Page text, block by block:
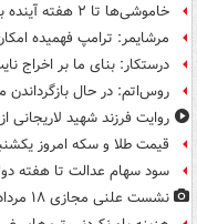
خاموشی‌ها تا ۲ هفته آینده به حداقل می‌رسد
مرشایمر: ترامپ فهمیده
درستکار: بنای ما بر اخراج
روس‌اتم: در حال
روایت فرزند شهید
قیمت طلا و سکه امروز یکشنبه ۱۸ مرداد
سود سهام عدالت تا هفته
نشست علنی مجازی ۱۸ مرداد ماه مجلس